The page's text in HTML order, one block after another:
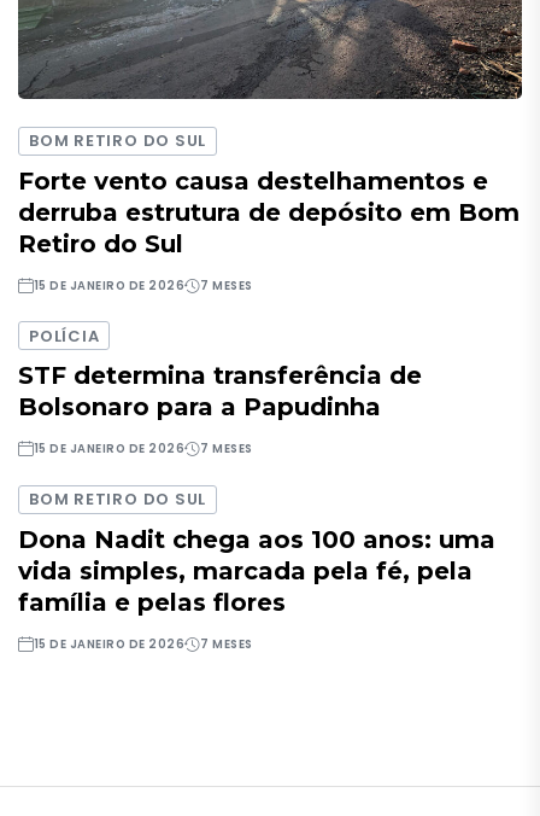
BOM RETIRO DO SUL
Forte vento causa destelhamentos e
derruba estrutura de depósito em Bom
Retiro do Sul
15 DE JANEIRO DE 2026 7 MESES
POLÍCIA
STF determina transferência de
Bolsonaro para a Papudinha
15 DE JANEIRO DE 2026 7 MESES
BOM RETIRO DO SUL
Dona Nadit chega aos 100 anos: uma
vida simples, marcada pela fé, pela
família e pelas flores
15 DE JANEIRO DE 2026 7 MESES